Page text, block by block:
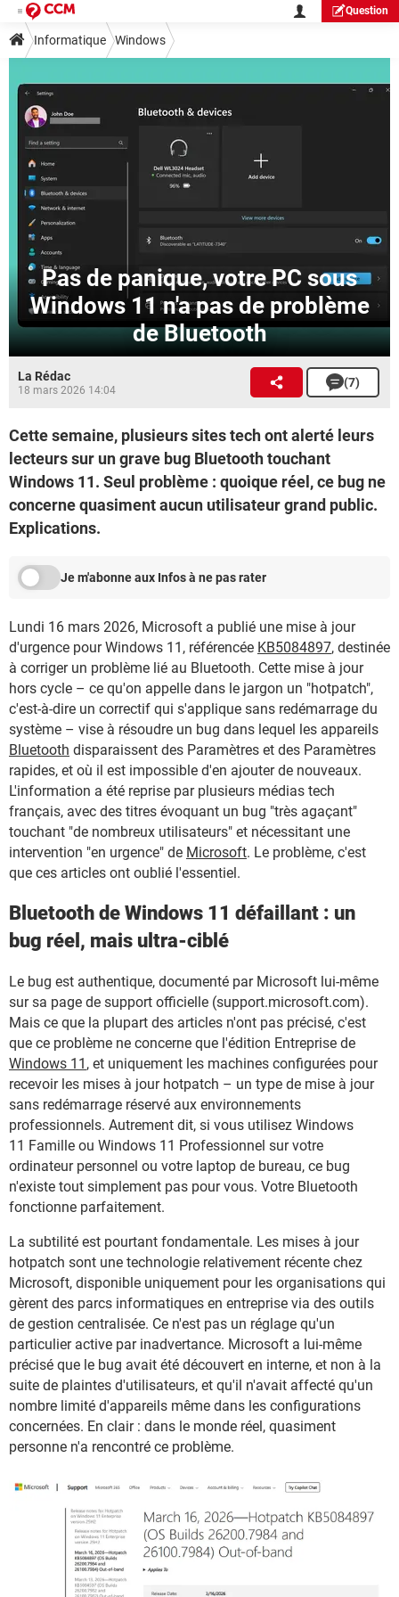
Question
Informatique Windows
Pas de panique, votre PC sous
Windows 11 n'a pas de problème
de Bluetooth
La Rédac
18 mars 2026 14:04
(7)
Cette semaine, plusieurs sites tech ont alerté leurs
lecteurs sur un grave bug Bluetooth touchant
Windows 11. Seul problème : quoique réel, ce bug ne
concerne quasiment aucun utilisateur grand public.
Explications.
Je m'abonne aux Infos à ne pas rater
Lundi 16 mars 2026, Microsoft a publié une mise à jour
d'urgence pour Windows 11, référencée KB5084897, destinée
à corriger un problème lié au Bluetooth. Cette mise à jour
hors cycle – ce qu'on appelle dans le jargon un "hotpatch",
c'est-à-dire un correctif qui s'applique sans redémarrage du
système – vise à résoudre un bug dans lequel les appareils
Bluetooth disparaissent des Paramètres et des Paramètres
rapides, et où il est impossible d'en ajouter de nouveaux.
L'information a été reprise par plusieurs médias tech
français, avec des titres évoquant un bug "très agaçant"
touchant "de nombreux utilisateurs" et nécessitant une
intervention "en urgence" de Microsoft. Le problème, c'est
que ces articles ont oublié l'essentiel.
Bluetooth de Windows 11 défaillant : un
bug réel, mais ultra-ciblé
Le bug est authentique, documenté par Microsoft lui-même
sur sa page de support officielle (support.microsoft.com).
Mais ce que la plupart des articles n'ont pas précisé, c'est
que ce problème ne concerne que l'édition Entreprise de
Windows 11 , et uniquement les machines configurées pour
recevoir les mises à jour hotpatch – un type de mise à jour
sans redémarrage réservé aux environnements
professionnels. Autrement dit, si vous utilisez Windows
11 Famille ou Windows 11 Professionnel sur votre
ordinateur personnel ou votre laptop de bureau, ce bug
n'existe tout simplement pas pour vous. Votre Bluetooth
fonctionne parfaitement.
La subtilité est pourtant fondamentale. Les mises à jour
hotpatch sont une technologie relativement récente chez
Microsoft, disponible uniquement pour les organisations qui
gèrent des parcs informatiques en entreprise via des outils
de gestion centralisée. Ce n'est pas un réglage qu'un
particulier active par inadvertance. Microsoft a lui-même
précisé que le bug avait été découvert en interne, et non à la
suite de plaintes d'utilisateurs, et qu'il n'avait affecté qu'un
nombre limité d'appareils même dans les configurations
concernées. En clair : dans le monde réel, quasiment
personne n'a rencontré ce problème.